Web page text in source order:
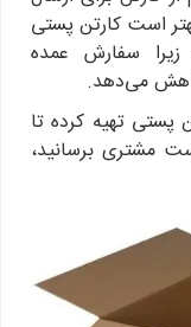
است کارتن پستی
زیرا سفارش عمده
می‌دهد.
پستی تهیه کرده تا
مشتری برسانید،